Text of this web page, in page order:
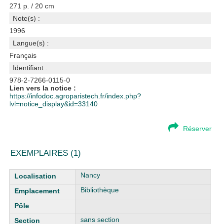
271 p. / 20 cm
Note(s) :
1996
Langue(s) :
Français
Identifiant :
978-2-7266-0115-0
Lien vers la notice :
https://infodoc.agroparistech.fr/index.php?
lvl=notice_display&id=33140
Réserver
EXEMPLAIRES (1)
Liste des exemplaires
Nancy
Bibliothèque
sans section